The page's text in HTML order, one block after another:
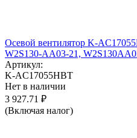
Осевой вентилятор K-
W2S130-AA03-21,
Артикул:
K-AC17055HBT
Нет в наличии
3 927.71 ₽
(Включая налог)